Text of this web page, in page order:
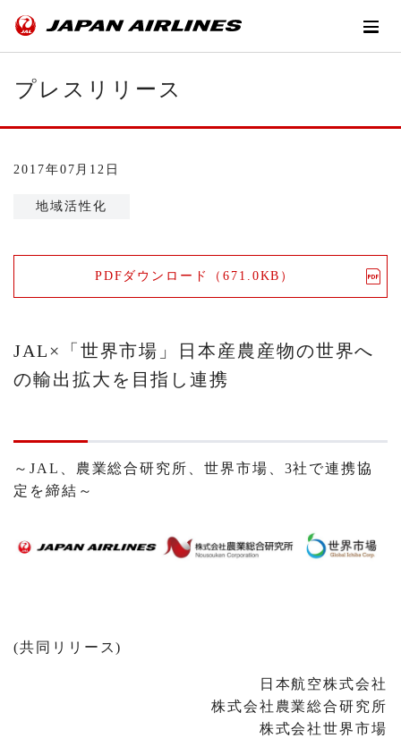
プレスリリース
2017年07月12日
地域活性化
PDFダウンロード（671.0KB）
JAL×「世界市場」日本産農産物の世界へ
の輸出拡大を目指し連携
～JAL、農業総合研究所、世界市場、3社で連携協
定を締結～
(共同リリース)
日本航空株式会社
株式会社農業総合研究所
株式会社世界市場